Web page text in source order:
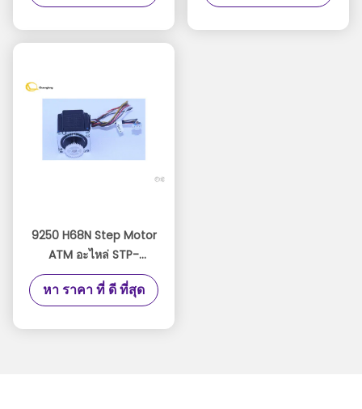
9250 H68N Step Motor
ATM อะไหล่ STP-
59D3092 การรับประกัน
สามเดือน
หา ราคา ที่ ดี ที่สุด